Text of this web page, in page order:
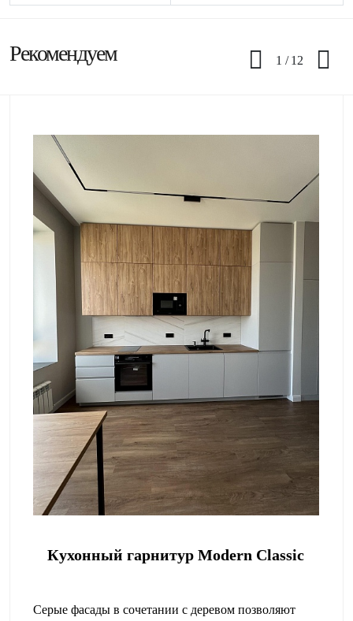
Рекомендуем
Кухонный гарнитур Modern Classic
Серые фасады в сочетании с деревом позволяют